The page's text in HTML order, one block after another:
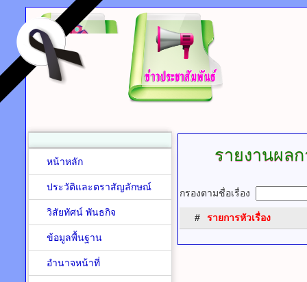
รายงานผล
กรองตามชื่อเรื่อง
# รายการหัวเรื่อง
หน้าหลัก
ประวัติและตราสัญลักษณ์
วิสัยทัศน์ พันธกิจ
ข้อมูลพื้นฐาน
อำนาจหน้าที่